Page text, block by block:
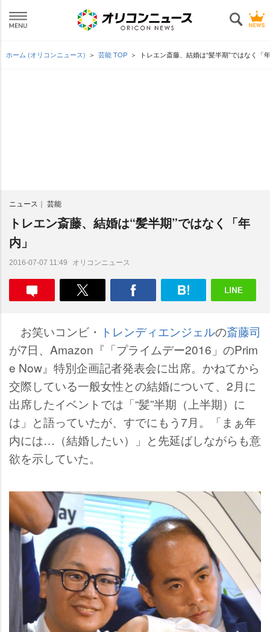
ホーム (オリコンニュース) 芸能 TOP トレエン斎藤、結婚は“髪半期”ではなく「
ニュース 芸能
トレエン斎藤、結婚は“髪半期”ではなく「年
内」
2016-07-07 11:49 オリコンニュース
お笑いコンビ・ トレンディエンジェルの斎藤司
が7日、Amazon『「プライムデー2016」のPrim
e Now』特別企画記者発表会に出席。かねてから
交際している一般女性との結婚について、2月に
出席したイベントでは「“髪”半期（上半期）に
は」と語っていたが、すでにもう7月。「まぁ年
内には…（結婚したい）」と先延ばしながらも意
欲を示していた。